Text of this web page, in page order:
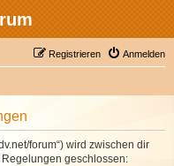
Anmelden
Registrieren
forum“) wird zwischen dir
geschlossen: